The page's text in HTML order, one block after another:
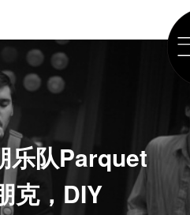
乐队Parquet
克，DIY